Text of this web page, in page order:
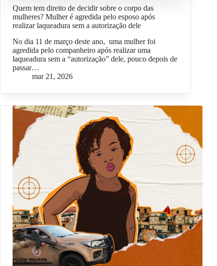
Quem tem direito de decidir sobre o corpo das
mulheres? Mulher é agredida pelo esposo após
realizar laqueadura sem a autorização dele
No dia 11 de março deste ano, uma mulher foi
agredida pelo companheiro após realizar uma
laqueadura sem a “autorização” dele, pouco depois de
passar…
mar 21, 2026